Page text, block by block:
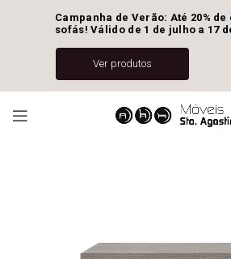
Campanha de Verão: Até 20%
sofás! Válido de 1 de julho a 17
Ver produtos